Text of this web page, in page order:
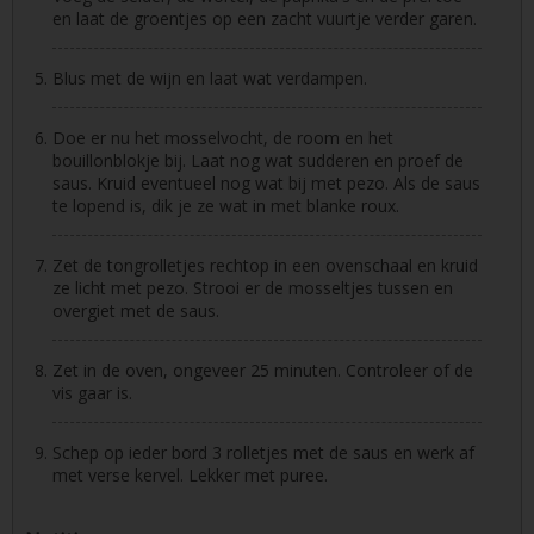
en laat de groentjes op een zacht vuurtje verder garen.
Blus met de wijn en laat wat verdampen.
Doe er nu het mosselvocht, de room en het
bouillonblokje bij. Laat nog wat sudderen en proef de
saus. Kruid eventueel nog wat bij met pezo. Als de saus
te lopend is, dik je ze wat in met blanke roux.
Zet de tongrolletjes rechtop in een ovenschaal en kruid
ze licht met pezo. Strooi er de mosseltjes tussen en
overgiet met de saus.
Zet in de oven, ongeveer 25 minuten. Controleer of de
vis gaar is.
Schep op ieder bord 3 rolletjes met de saus en werk af
met verse kervel. Lekker met puree.